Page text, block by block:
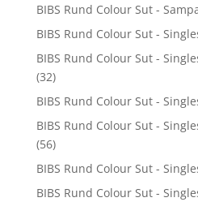
BIBS Rund Colour Sut -
BIBS Rund Colour Sut -
BIBS Rund Colour Sut -
(32)
BIBS Rund Colour Sut -
BIBS Rund Colour Sut -
(56)
BIBS Rund Colour Sut -
BIBS Rund Colour Sut -